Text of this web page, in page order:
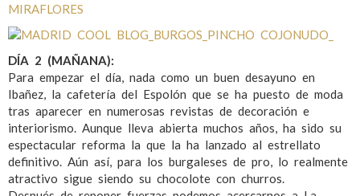
DÍA 2 (MAÑANA):
Para empezar el día, nada como un buen desayuno en
Ibañez, la cafetería del Espolón que se ha puesto de moda
tras aparecer en numerosas revistas de decoración e
interiorismo. Aunque lleva abierta muchos años, ha sido su
espectacular reforma la que la ha lanzado al estrellato
definitivo. Aún así, para los burgaleses de pro, lo realmente
atractivo sigue siendo su chocolote con churros.